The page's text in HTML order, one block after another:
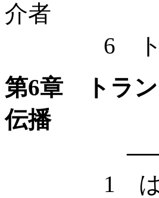
介者
6 トラン
第6章 トラン
伝播
—— アジ
1 はじ